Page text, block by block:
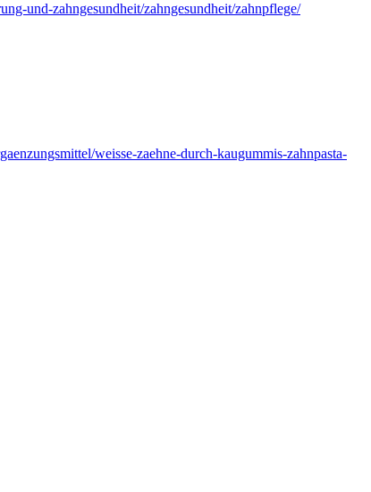
und-zahngesundheit/zahngesundheit/zahnpflege/
weisse-zaehne-durch-kaugummis-zahnpasta-